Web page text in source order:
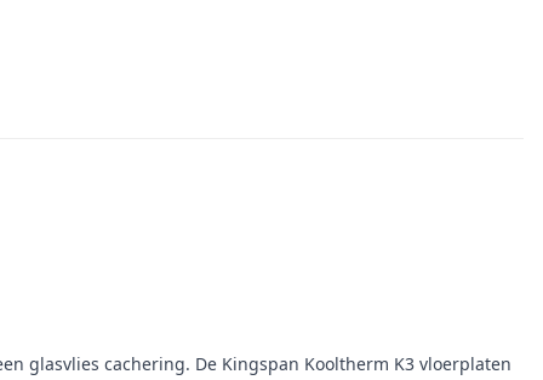
glasvlies cachering. De Kingspan Kooltherm K3 vloerplaten